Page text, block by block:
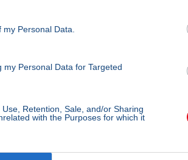
Personal Data.
Personal Data for Targeted
Retention, Sale, and/or Sharing
with the Purposes for which it